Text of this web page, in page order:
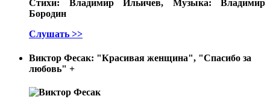
Стихи: Владимир Ильичев, Музыка: Владимир
Бородин
Слушать >>
Виктор Фесак: "Красивая женщина", "Спасибо за
любовь" +